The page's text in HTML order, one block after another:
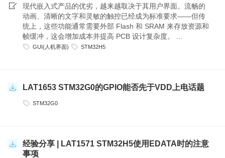
现代嵌入式产品的优劣，越来越取决于其用户界面。流畅的
动画、清晰的文字和灵敏的触控已经成为标准要求——但传
统上，这些功能通常需要外部 Flash 和 SRAM 来存放资源和
帧缓冲，这会增加成本并提高 PCB 设计复杂度。 ...
GUI(人机界面) STM32H5
LAT1653 STM32G0的GPIO能否先于VDD上电话题
STM32G0
经验分享 | LAT1571 STM32H5使用EDATA时的注意
事项